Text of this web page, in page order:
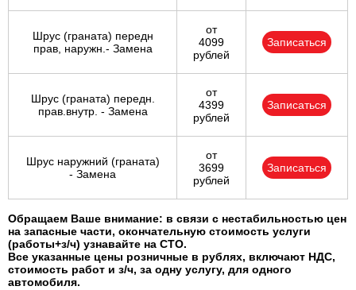
Шрус (граната) передн
прав, наружн.- Замена
от
4099
рублей
Записаться
Шрус (граната) передн.
прав.внутр. - Замена
от
4399
рублей
Записаться
Шрус наружний (граната)
- Замена
от
3699
рублей
Записаться
Обращаем Ваше внимание: в связи с нестабильностью цен
на запасные части, окончательную стоимость услуги
(работы+з/ч) узнавайте на СТО.
Все указанные цены розничные в рублях, включают НДС,
стоимость работ и з/ч, за одну услугу, для одного
автомобиля.